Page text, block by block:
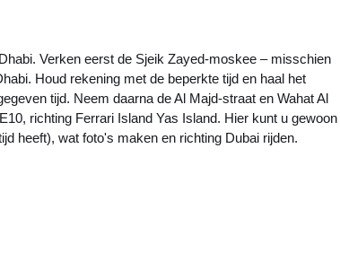
Verken eerst de Sjeik Zayed-moskee – misschien
Houd rekening met de beperkte tijd en haal het
tijd. Neem daarna de Al Majd-straat en Wahat Al
richting Ferrari Island Yas Island. Hier kunt u gewoon
heeft), wat foto's maken en richting Dubai rijden.